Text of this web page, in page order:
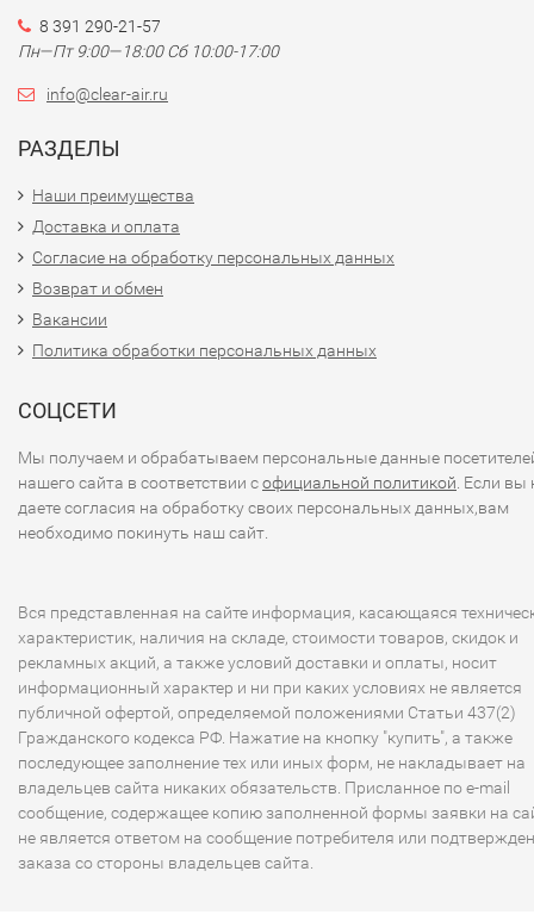
8 391 290-21-57
Пн—Пт 9:00—18:00 Сб 10:00-17:00
info@clear-air.ru
РАЗДЕЛЫ
Наши преимущества
Доставка и оплата
Согласие на обработку персональных данных
Возврат и обмен
Вакансии
Политика обработки персональных данных
СОЦСЕТИ
Мы получаем и обрабатываем персональные данные
нашего сайта в соответствии софициальной политикой . Если вы
даете согласия на обработку своих персональных данных,вам
необходимо покинуть наш сайт.
Вся представленная на сайте информация, касающаяся
характеристик, наличия на складе, стоимости товаров, скидок и
рекламных акций, а также условий доставки и оплаты, носит
информационный характер и ни при каких условиях не является
публичной офертой, определяемой положениями Статьи 437(2)
Гражданского кодекса РФ. Нажатие на кнопку "купить", а также
последующее заполнение тех или иных форм, не накладывает на
владельцев сайта никаких обязательств. Присланное по e-mail
сообщение, содержащее копию заполненной формы заявки на
не является ответом на сообщение потребителя или
заказа со стороны владельцев сайта.